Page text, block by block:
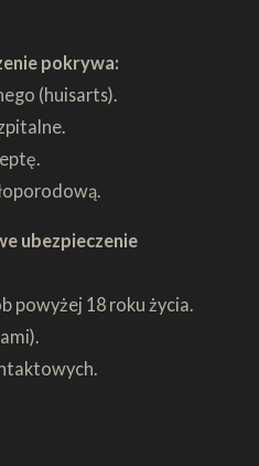
pokrywa:
(huisarts).
ubezpieczenie
powyżej 18 roku życia.